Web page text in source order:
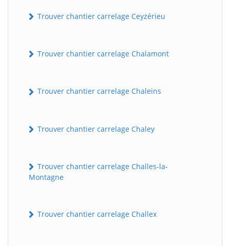
Trouver chantier carrelage Ceyzérieu
Trouver chantier carrelage Chalamont
Trouver chantier carrelage Chaleins
Trouver chantier carrelage Chaley
Trouver chantier carrelage Challes-la-
Montagne
Trouver chantier carrelage Challex